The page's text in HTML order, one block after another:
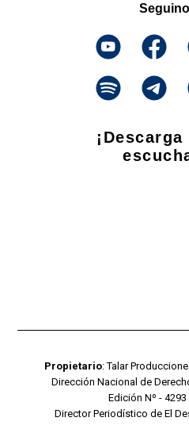
Propietario: Talar
Dirección Nacional de
Edición Nº -
Director Periodístico de El